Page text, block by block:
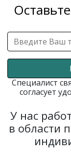
Специалист
согласует
У нас
в области